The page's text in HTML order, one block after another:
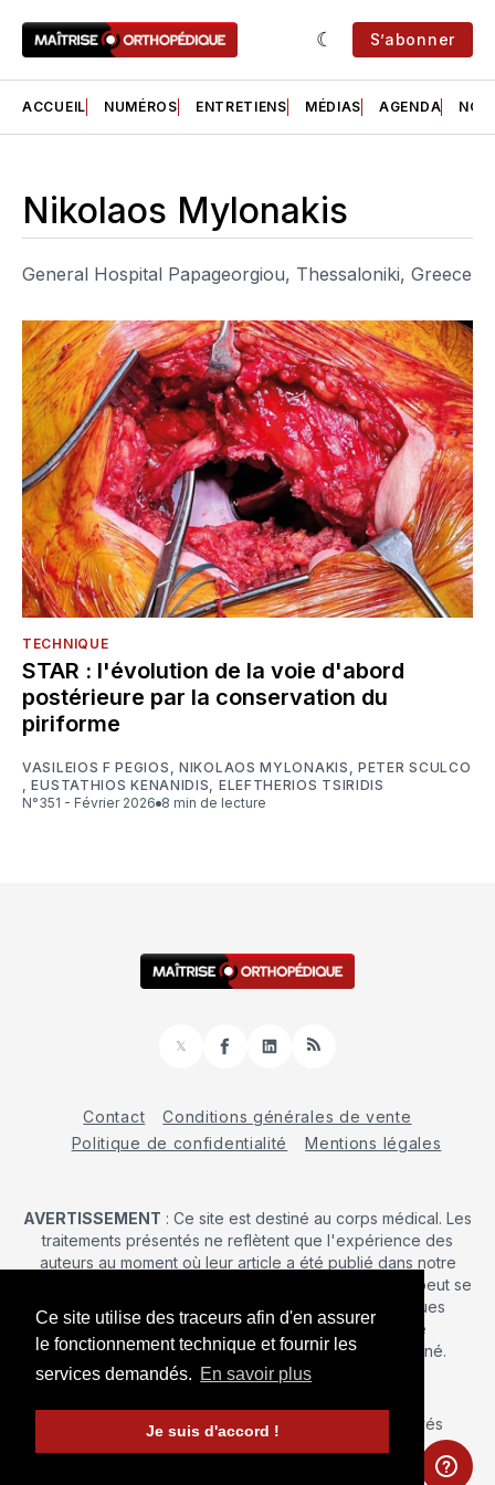
Ce site utilise des traceurs afin d'en assurer
le fonctionnement technique et fournir les
services demandés. En savoir plus
Je suis d'accord !
S’abonner
ACCUEIL NUMÉROS ENTRETIENS MÉDIAS AGENDA NOS
Nikolaos Mylonakis
General Hospital Papageorgiou, Thessaloniki, Greece
TECHNIQUE
STAR : l'évolution de la voie d'abord
postérieure par la conservation du
piriforme
VASILEIOS F PEGIOS ,NIKOLAOS MYLONAKIS ,PETER SCULCO
,EUSTATHIOS KENANIDIS, ELEFTHERIOS TSIRIDIS
N°351 - Février 2026
8 min de lecture
𝕏
FacebookLinkedInRSS
Contact
Conditions générales de vente
Politique de confidentialité
Mentions légales
AVERTISSEMENT : Ce site est destiné au corps médical. Les
traitements présentés ne reflètent que l'expérience des
auteurs au moment où leur article a été publié dans notre
journal. La décision d’une intervention chirurgicale ne peut se
prendre qu'après un examen clinique. Les techniques
publiées ici ne sauraient justifier une quelconque
revendication de la part d'un soignant ou d'un soigné.
© 2026 Maîtrise Orthopédique – Tous droits réservés